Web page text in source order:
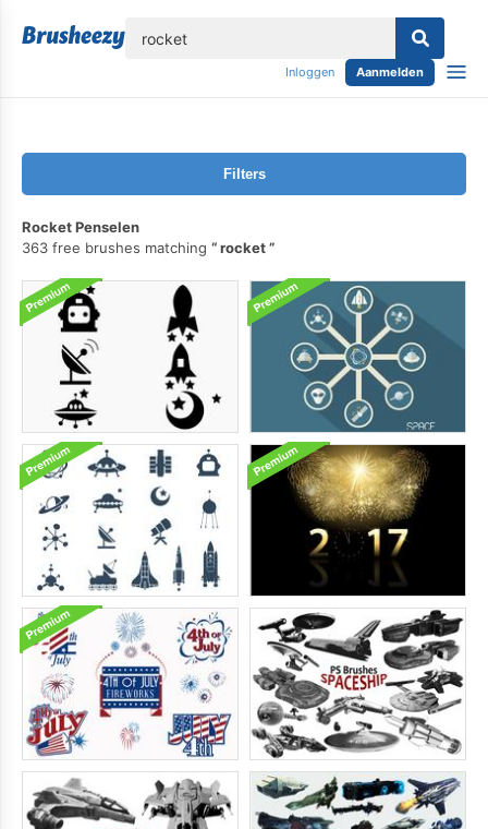
Inloggen Aanmelden
Filters
Rocket Penselen
363 free brushes matching
rocket